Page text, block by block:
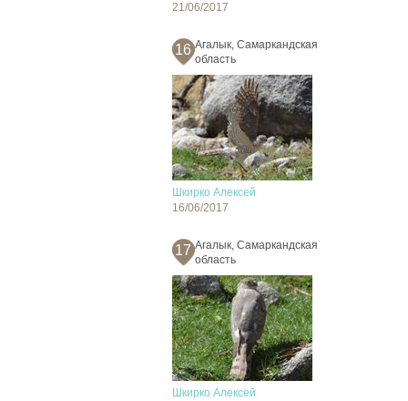
21/06/2017
16 Агалык, Самаркандская
область
Шкирко Алексей
16/06/2017
17 Агалык, Самаркандская
область
Шкирко Алексей